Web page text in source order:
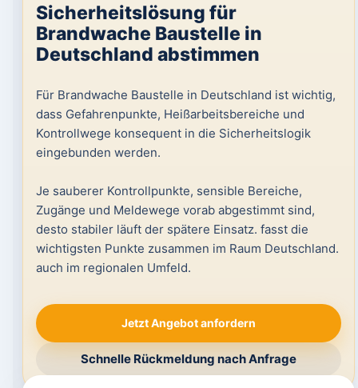
Sicherheitslösung für
Brandwache Baustelle in
Deutschland abstimmen
Für Brandwache Baustelle in Deutschland ist wichtig,
dass Gefahrenpunkte, Heißarbeitsbereiche und
Kontrollwege konsequent in die Sicherheitslogik
eingebunden werden.
Je sauberer Kontrollpunkte, sensible Bereiche,
Zugänge und Meldewege vorab abgestimmt sind,
desto stabiler läuft der spätere Einsatz. fasst die
wichtigsten Punkte zusammen im Raum Deutschland.
auch im regionalen Umfeld.
Jetzt Angebot anfordern
Schnelle Rückmeldung nach Anfrage